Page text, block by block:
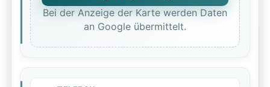
Bei der Anzeige der Karte werden Daten
an Google übermittelt.